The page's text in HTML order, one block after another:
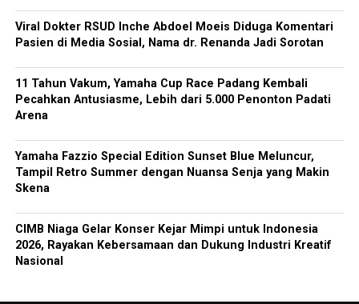
Viral Dokter RSUD Inche Abdoel Moeis Diduga Komentari
Pasien di Media Sosial, Nama dr. Renanda Jadi Sorotan
11 Tahun Vakum, Yamaha Cup Race Padang Kembali
Pecahkan Antusiasme, Lebih dari 5.000 Penonton Padati
Arena
Yamaha Fazzio Special Edition Sunset Blue Meluncur,
Tampil Retro Summer dengan Nuansa Senja yang Makin
Skena
CIMB Niaga Gelar Konser Kejar Mimpi untuk Indonesia
2026, Rayakan Kebersamaan dan Dukung Industri Kreatif
Nasional